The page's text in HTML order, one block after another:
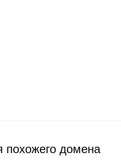
похожего домена